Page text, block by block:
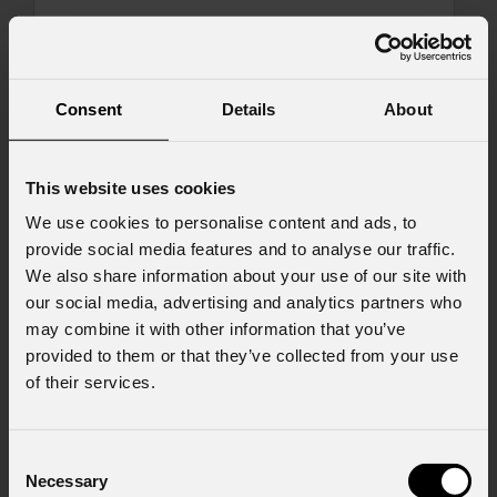
Consent Details About
This website uses cookies
We use cookies to personalise content and ads, to
provide social media features and to analyse our traffic.
We also share information about your use of our site with
our social media, advertising and analytics partners who
may combine it with other information that you’ve
provided to them or that they’ve collected from your use
of their services.
Selection
Necessary
Consenso al marketing
Acconsento al trattamento dei dati per
ricevere informazioni commerciali e iniziative di
marketing.
Consenso al trattamento dei dati
personali
Ho letto l'informativa ai sensi dell'art. 13 del
GDPR; acconsento al trattamento ai sensi